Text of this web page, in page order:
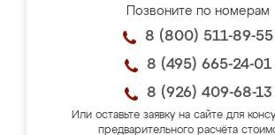
Позвоните по номерам
8 (800) 511-89-55
8 (495) 665-24-01
8 (926) 409-68-13
Или оставьте заявку на сайте для
предварительного расчёта